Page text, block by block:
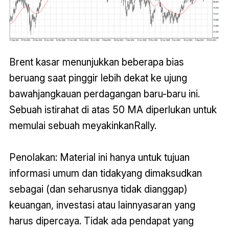
Brent kasar menunjukkan beberapa bias
beruang saat pinggir lebih dekat ke ujung
bawahjangkauan perdagangan baru-baru ini.
Sebuah istirahat di atas 50 MA diperlukan untuk
memulai sebuah meyakinkanRally.
Penolakan: Material ini hanya untuk tujuan
informasi umum dan tidakyang dimaksudkan
sebagai (dan seharusnya tidak dianggap)
keuangan, investasi atau lainnyasaran yang
harus dipercaya. Tidak ada pendapat yang